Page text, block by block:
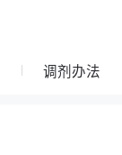
调剂办法